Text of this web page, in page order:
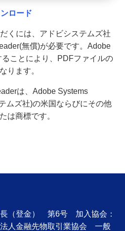
ロード
くには、アドビシステムズ社
無償)が必要です。Adobe
ことにより、PDFファイルの
ります。
は、Adobe Systems
ムズ社)の米国ならびにその他
は商標です。
長（登金） 第6号 加入協会：
法人金融先物取引業協会 一般